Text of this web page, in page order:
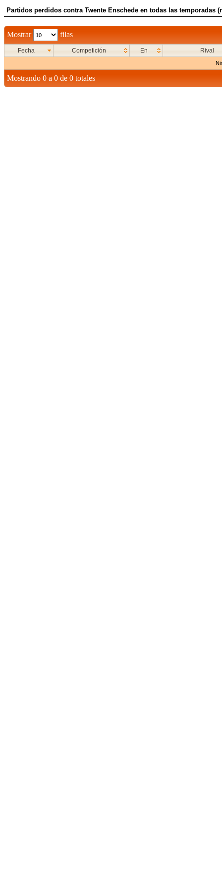
Partidos perdidos contra Twente Enschede en todas las temporadas
Mostrar filas
Fecha Competición En Rival
Mostrando 0 a 0 de 0 totales